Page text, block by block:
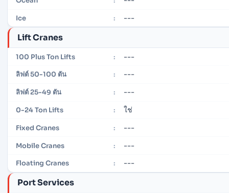
Ice : ---
Lift Cranes
100 Plus Ton Lifts : ---
ลิฟต์ 50-100 ตัน : ---
ลิฟต์ 25-49 ตัน : ---
0-24 Ton Lifts : ใช่
Fixed Cranes : ---
Mobile Cranes : ---
Floating Cranes : ---
Port Services